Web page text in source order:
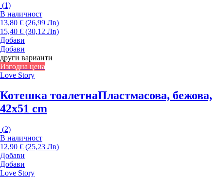
(1)
В наличност
13,80 € (26,99 Лв)
15,40 € (30,12 Лв)
Добави
Добави
други варианти
Изгодна цена
Love Story
Котешка тоалетнаПластмасова, бежова,
42x51 cm
(2)
В наличност
12,90 € (25,23 Лв)
Добави
Добави
Love Story